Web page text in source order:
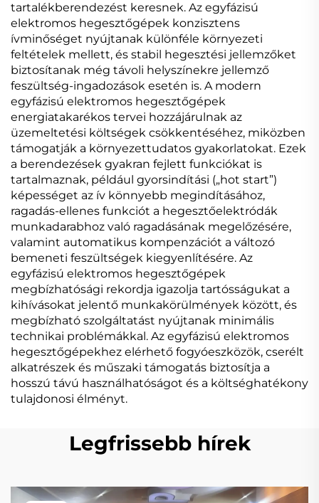
tartalékberendezést keresnek. Az egyfázisú
elektromos hegesztőgépek konzisztens
ívminőséget nyújtanak különféle környezeti
feltételek mellett, és stabil hegesztési jellemzőket
biztosítanak még távoli helyszínekre jellemző
feszültség-ingadozások esetén is. A modern
egyfázisú elektromos hegesztőgépek
energiatakarékos tervei hozzájárulnak az
üzemeltetési költségek csökkentéséhez, miközben
támogatják a környezettudatos gyakorlatokat. Ezek
a berendezések gyakran fejlett funkciókat is
tartalmaznak, például gyorsindítási („hot start”)
képességet az ív könnyebb megindításához,
ragadás-ellenes funkciót a hegesztőelektródák
munkadarabhoz való ragadásának megelőzésére,
valamint automatikus kompenzációt a változó
bemeneti feszültségek kiegyenlítésére. Az
egyfázisú elektromos hegesztőgépek
megbízhatósági rekordja igazolja tartósságukat a
kihívásokat jelentő munkakörülmények között, és
megbízható szolgáltatást nyújtanak minimális
technikai problémákkal. Az egyfázisú elektromos
hegesztőgépekhez elérhető fogyóeszközök, cserélt
alkatrészek és műszaki támogatás biztosítja a
hosszú távú használhatóságot és a költséghatékony
tulajdonosi élményt.
Legfrissebb hírek